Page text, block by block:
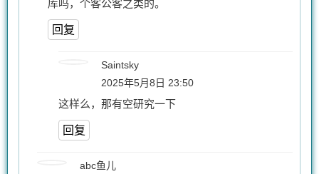
库吗，个客公客之类的。
回复
Saintsky
2025年5月8日 23:50
这样么，那有空研究一下
回复
abc鱼儿